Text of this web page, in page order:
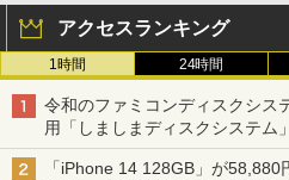
アクセスランキング
1時間 24時間
令和のファミコンディスクシス
用「しましまディスクシステム」
「iPhone 14 128GB」が